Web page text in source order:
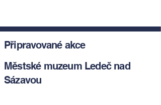
Připravované akce
Městské muzeum Ledeč nad
Sázavou